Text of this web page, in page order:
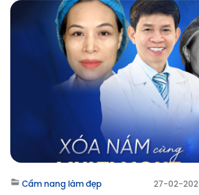
vào vòng lặp: Điều trị - Tái phát - Nặng
Laser Thẩm mỹ Aeslatek, chúng […]
Cẩm nang làm đẹp 27-02-